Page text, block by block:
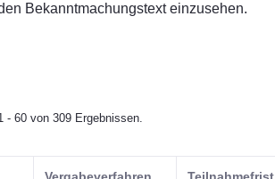
Bekanntmachungstext einzusehen.
- 60 von 309 Ergebnissen.